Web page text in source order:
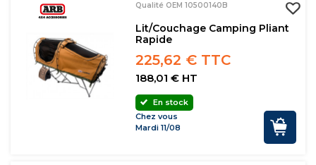
Qualité OEM 10500140B
Lit/couchage Camping Pliant
Rapide
225,62 € TTC
188,01 € HT
En stock
Chez vous
Mardi 11/08